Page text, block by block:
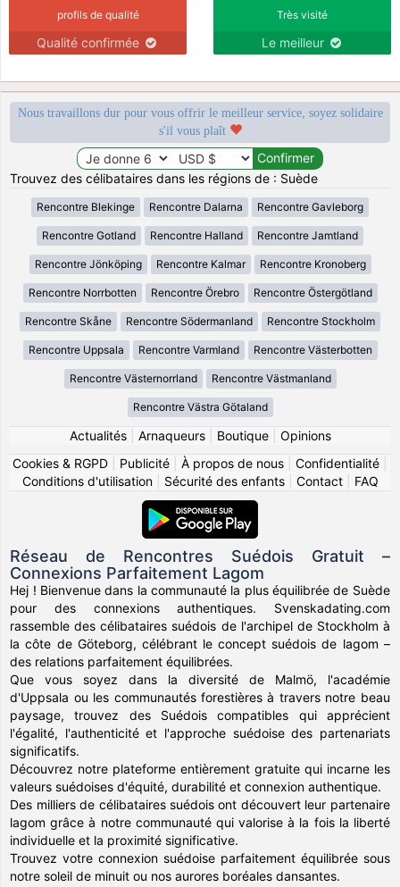
profils de qualité
Qualité confirmée
Très visité
Le meilleur
Nous travaillons dur pour vous offrir le meilleur service, soyez solidaire
s'il vous plaît
Trouvez des célibataires dans les régions de : Suède
Rencontre Blekinge Rencontre Dalarna Rencontre Gavleborg
Rencontre Gotland Rencontre Halland Rencontre Jamtland
Rencontre Jönköping Rencontre Kalmar Rencontre Kronoberg
Rencontre Norrbotten Rencontre Örebro Rencontre Östergötland
Rencontre Skåne Rencontre Södermanland Rencontre Stockholm
Rencontre Uppsala Rencontre Varmland Rencontre Västerbotten
Rencontre Västernorrland Rencontre Västmanland
Rencontre Västra Götaland
Actualités| Arnaqueurs| Boutique| Opinions
Cookies & RGPD
Publicité À propos de nous Confidentialité
Conditions d'utilisation| Sécurité des enfants| Contact| FAQ
Réseau de Rencontres Suédois Gratuit –
Connexions Parfaitement Lagom
Hej ! Bienvenue dans la communauté la plus équilibrée de Suède
pour des connexions authentiques. Svenskadating.com
rassemble des célibataires suédois de l'archipel de Stockholm à
la côte de Göteborg, célébrant le concept suédois de lagom –
des relations parfaitement équilibrées.
Que vous soyez dans la diversité de Malmö, l'académie
d'Uppsala ou les communautés forestières à travers notre beau
paysage, trouvez des Suédois compatibles qui apprécient
l'égalité, l'authenticité et l'approche suédoise des partenariats
significatifs.
Découvrez notre plateforme entièrement gratuite qui incarne les
valeurs suédoises d'équité, durabilité et connexion authentique.
Des milliers de célibataires suédois ont découvert leur partenaire
lagom grâce à notre communauté qui valorise à la fois la liberté
individuelle et la proximité significative.
Trouvez votre connexion suédoise parfaitement équilibrée sous
notre soleil de minuit ou nos aurores boréales dansantes.